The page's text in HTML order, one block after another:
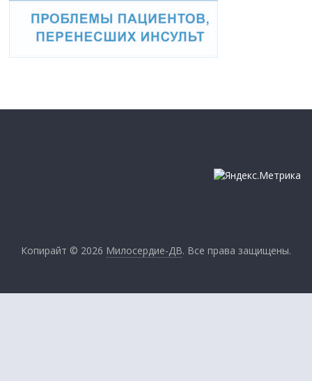
Копирайт © 2026 Милосердие-ДВ. Все права защищены.